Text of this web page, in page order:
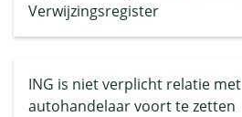
Verwijzingsregister
ING is niet verplicht relatie met
autohandelaar voort te zetten